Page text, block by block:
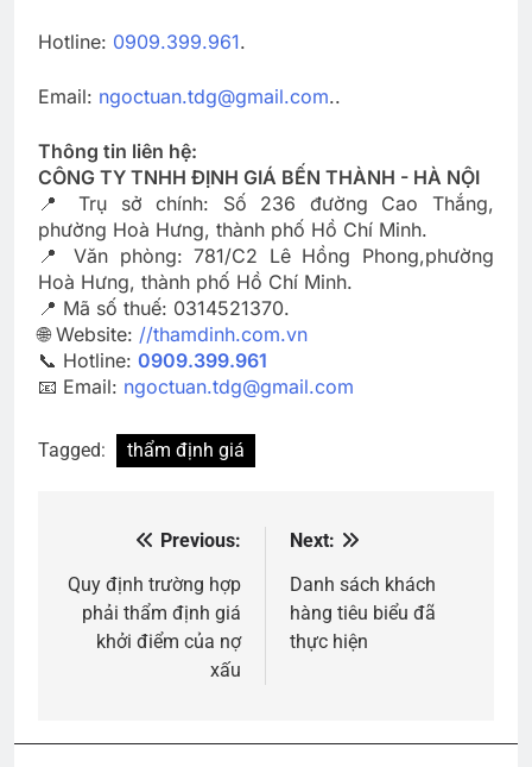
Hotline: 0909.399.961.
Email: ngoctuan.tdg@gmail.com..
Thông tin liên hệ:
CÔNG TY TNHH ĐỊNH GIÁ BẾN THÀNH - HÀ NỘI
📍 Trụ sở chính: Số 236 đường Cao Thắng,
phường Hoà Hưng, thành phố Hồ Chí Minh.
📍 Văn phòng: 781/C2 Lê Hồng Phong,phường
Hoà Hưng, thành phố Hồ Chí Minh.
📍 Mã số thuế: 0314521370.
🌐 Website: //thamdinh.com.vn
📞 Hotline: 0909.399.961
📧 Email: ngoctuan.tdg@gmail.com
Tagged: thẩm định giá
hướng
bài
Previous:
Quy định trường hợp
phải thẩm định giá
khởi điểm của nợ
xấu
Next:
Danh sách khách
hàng tiêu biểu đã
thực hiện